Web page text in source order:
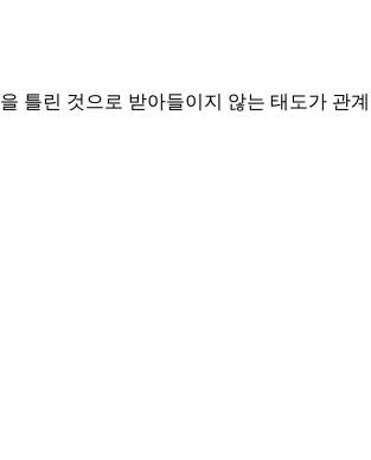
틀린 것으로 받아들이지 않는 태도가 관